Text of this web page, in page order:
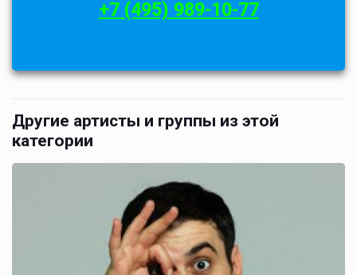
+7 (495) 989-10-77
Другие артисты и группы из этой
категории